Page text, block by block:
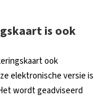
is ook
ook
elektronische versie is
wordt geadviseerd